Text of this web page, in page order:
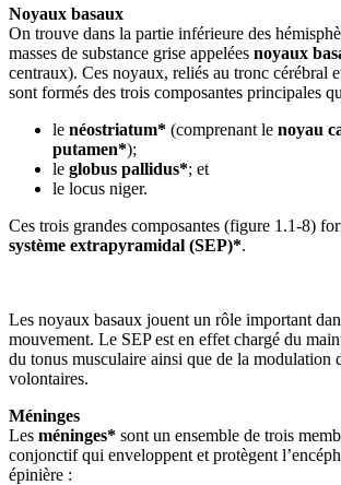
Noyaux basaux
On trouve dans la partie inférieure des
masses de substance grise appelées noyaux
centraux). Ces noyaux, reliés au tronc cérébral
sont formés des trois composantes principales
le néostriatum* (comprenant le noyau
putamen*);
le globus pallidus*; et
le locus niger.
Ces trois grandes composantes (figure 1.1‑8)
système extrapyramidal (SEP)*.
Les noyaux basaux jouent un rôle important
mouvement. Le SEP est en effet chargé du
du tonus musculaire ainsi que de la modulation
volontaires.
Méninges
Les méninges* sont un ensemble de trois
conjonctif qui enveloppent et protègent
épinière :